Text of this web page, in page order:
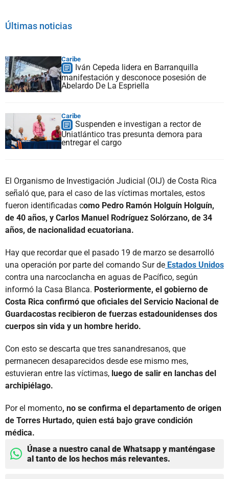
Últimas noticias
Caribe
Iván Cepeda lidera en Barranquilla
manifestación y desconoce posesión de
Abelardo De La Espriella
Caribe
Suspenden e investigan a rector de
Uniatlántico tras presunta demora para
entregar el cargo
El Organismo de Investigación Judicial (OIJ) de Costa Rica
señaló que, para el caso de las víctimas mortales, estos
fueron identificadas como Pedro Ramón Holguín Holguín,
de 40 años, y Carlos Manuel Rodríguez Solórzano, de 34
años, de nacionalidad ecuatoriana.
Hay que recordar que el pasado 19 de marzo se desarrolló
una operación por parte del comando Sur de Estados Unidos
contra una narcoclancha en aguas de Pacífico, según
informó la Casa Blanca. Posteriormente, el gobierno de
Costa Rica confirmó que oficiales del Servicio Nacional de
Guardacostas recibieron de fuerzas estadounidenses dos
cuerpos sin vida y un hombre herido.
Con esto se descarta que tres sanandresanos, que
permanecen desaparecidos desde ese mismo mes,
estuvieran entre las víctimas, luego de salir en lanchas del
archipiélago.
Por el momento, no se confirma el departamento de origen
de Torres Hurtado, quien está bajo grave condición
médica.
Únase a nuestro canal de Whatsapp y manténgase
al tanto de los hechos más relevantes.